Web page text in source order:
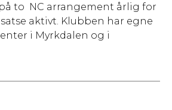
to NC arrangement årlig for
aktivt. Klubben har egne
i Myrkdalen og i